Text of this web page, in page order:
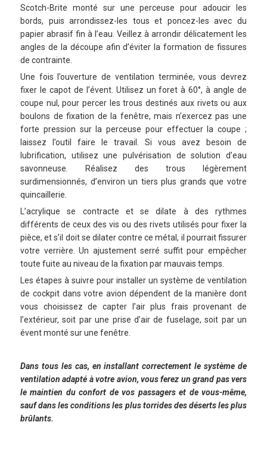
Scotch-Brite monté sur une perceuse pour adoucir les
bords, puis arrondissez-les tous et poncez-les avec du
papier abrasif fin à l’eau. Veillez à arrondir délicatement les
angles de la découpe afin d’éviter la formation de fissures
de contrainte.
Une fois l’ouverture de ventilation terminée, vous devrez
fixer le capot de l’évent. Utilisez un foret à 60°, à angle de
coupe nul, pour percer les trous destinés aux rivets ou aux
boulons de fixation de la fenêtre, mais n’exercez pas une
forte pression sur la perceuse pour effectuer la coupe ;
laissez l’outil faire le travail. Si vous avez besoin de
lubrification, utilisez une pulvérisation de solution d’eau
savonneuse. Réalisez des trous légèrement
surdimensionnés, d’environ un tiers plus grands que votre
quincaillerie.
L’acrylique se contracte et se dilate à des rythmes
différents de ceux des vis ou des rivets utilisés pour fixer la
pièce, et s’il doit se dilater contre ce métal, il pourrait fissurer
votre verrière. Un ajustement serré suffit pour empêcher
toute fuite au niveau de la fixation par mauvais temps.
Les étapes à suivre pour installer un système de ventilation
de cockpit dans votre avion dépendent de la manière dont
vous choisissez de capter l’air plus frais provenant de
l’extérieur, soit par une prise d’air de fuselage, soit par un
évent monté sur une fenêtre.
Dans tous les cas, en installant correctement le système de
ventilation adapté à votre avion, vous ferez un grand pas vers
le maintien du confort de vos passagers et de vous-même,
sauf dans les conditions les plus torrides des déserts les plus
brûlants.